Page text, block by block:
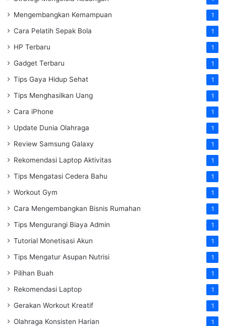
Mengembangkan Kemampuan 1
Cara Pelatih Sepak Bola 1
HP Terbaru 1
Gadget Terbaru 1
Tips Gaya Hidup Sehat 1
Tips Menghasilkan Uang 1
Cara iPhone 1
Update Dunia Olahraga 1
Review Samsung Galaxy 1
Rekomendasi Laptop Aktivitas 1
Tips Mengatasi Cedera Bahu 1
Workout Gym 1
Cara Mengembangkan Bisnis Rumahan 1
Tips Mengurangi Biaya Admin 1
Tutorial Monetisasi Akun 1
Tips Mengatur Asupan Nutrisi 1
Pilihan Buah 1
Rekomendasi Laptop 1
Gerakan Workout Kreatif 1
Olahraga Konsisten Harian 1